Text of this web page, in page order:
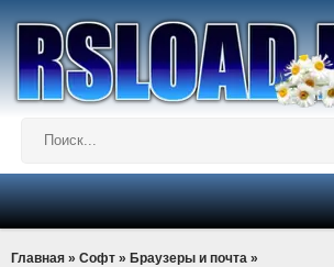
Главная » Софт » Браузеры и почта »